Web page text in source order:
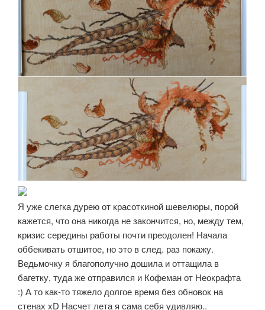
Я уже слегка дурею от красоткиной шевелюры, порой
кажется, что она никогда не закончится, но, между тем,
кризис середины работы почти преодолен! Начала
оббекивать отшитое, но это в след. раз покажу.
Ведьмочку я благополучно дошила и оттащила в
багетку, туда же отправился и Кофеман от Неокрафта
:) А то как-то тяжело долгое время без обновок на
стенах xD Насчет лета я сама себя удивляю..